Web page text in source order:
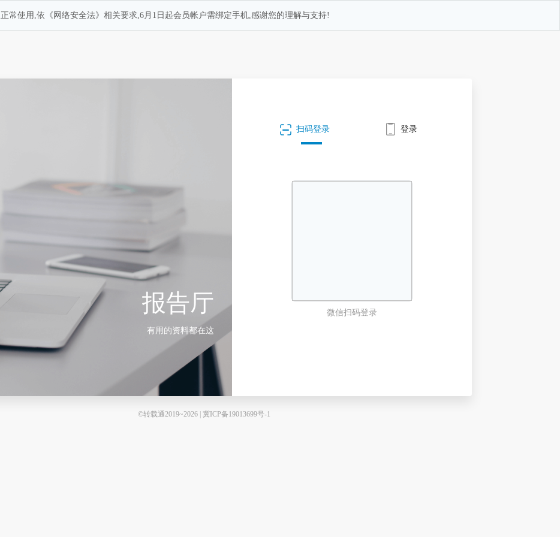
常使用,依《网络安全法》相关要求,6月1日起会员帐户需绑定手机,感谢您的理解与支持!
报告厅
有用的资料都在这
扫码登录 登录
微信扫码登录
©转载通2019~2026 | 冀ICP备19013699号-1